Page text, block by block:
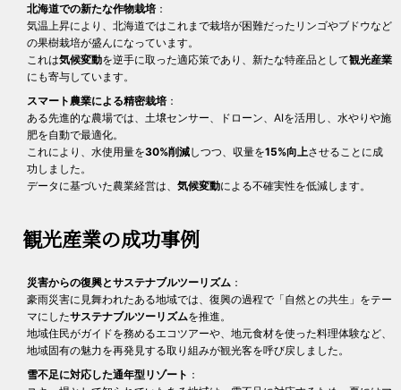
北海道での新たな作物栽培：
気温上昇により、北海道ではこれまで栽培が困難だったリンゴやブドウなど
の果樹栽培が盛んになっています。
これは気候変動を逆手に取った適応策であり、新たな特産品として観光産業
にも寄与しています。
スマート農業による精密栽培：
ある先進的な農場では、土壌センサー、ドローン、AIを活用し、水やりや施
肥を自動で最適化。
これにより、水使用量を30%削減しつつ、収量を15%向上させることに成
功しました。
データに基づいた農業経営は、 気候変動による不確実性を低減します。
観光産業の成功事例
災害からの復興とサステナブルツーリズム ：
豪雨災害に見舞われたある地域では、復興の過程で「自然との共生」をテー
マにしたサステナブルツーリズムを推進。
地域住民がガイドを務めるエコツアーや、地元食材を使った料理体験など、
地域固有の魅力を再発見する取り組みが観光客を呼び戻しました。
雪不足に対応した通年型リゾート ：